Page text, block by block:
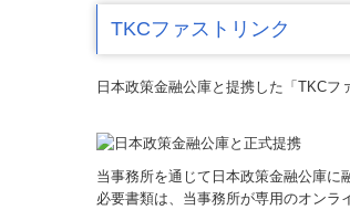
TKCファストリンク
日本政策金融公庫と提携した「TKC
当事務所を通じて 日本政策金融公庫に
必要書類は、当事務所が専用のオンラ